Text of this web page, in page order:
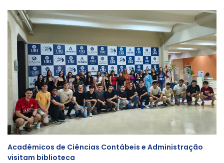
Acadêmicos de Ciências Contábeis e Administração
visitam biblioteca